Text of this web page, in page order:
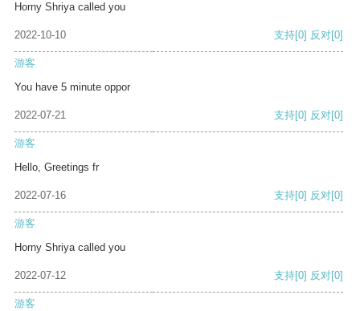
Horny Shriya called you
2022-10-10 支持[0] 反对[0]
游客
You have 5 minute oppor
2022-07-21 支持[0] 反对[0]
游客
Hello, Greetings fr
2022-07-16 支持[0] 反对[0]
游客
Horny Shriya called you
2022-07-12 支持[0] 反对[0]
游客